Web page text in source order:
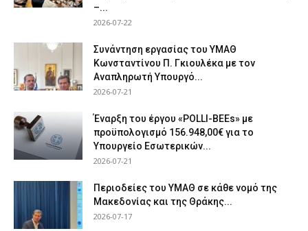
–...
2026-07-22
Συνάντηση εργασίας του ΥΜΑΘ
Κωνσταντίνου Π. Γκιουλέκα με τον
Αναπληρωτή Υπουργό...
2026-07-21
Έναρξη του έργου «POLLI-BEEs» με
προϋπολογισμό 156.948,00€ για το
Υπουργείο Εσωτερικών...
2026-07-21
Περιοδείες του ΥΜΑΘ σε κάθε νομό της
Μακεδονίας και της Θράκης...
2026-07-17